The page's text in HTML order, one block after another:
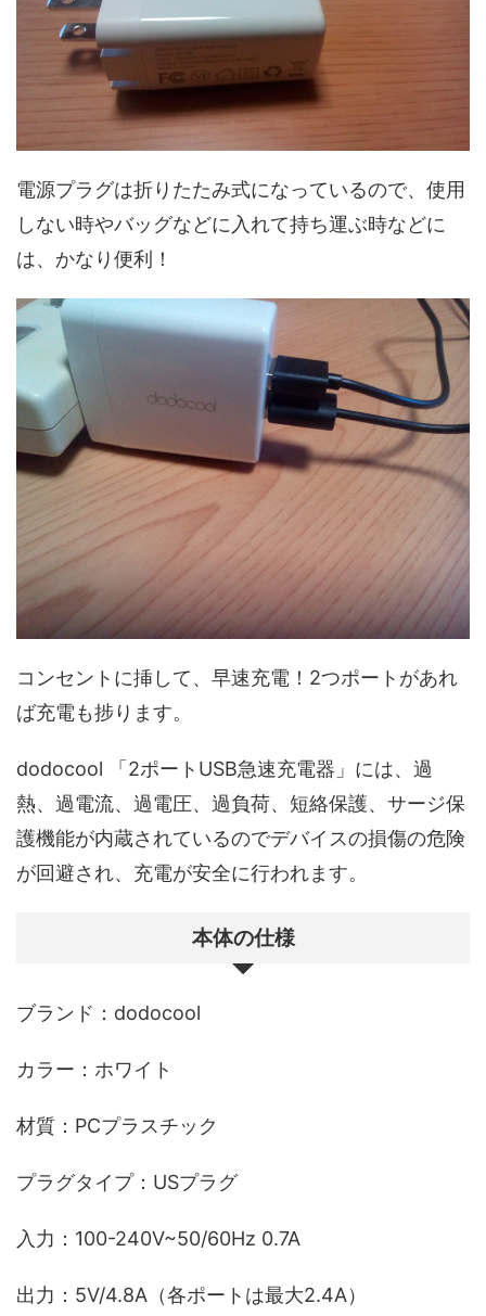
電源プラグは折りたたみ式になっているので、使用
しない時やバッグなどに入れて持ち運ぶ時などに
は、かなり便利！
コンセントに挿して、早速充電！2つポートがあれ
ば充電も捗ります。
dodocool 「2ポートUSB急速充電器」には、過
熱、過電流、過電圧、過負荷、短絡保護、サージ保
護機能が内蔵されているのでデバイスの損傷の危険
が回避され、充電が安全に行われます。
本体の仕様
ブランド：dodocool
カラー：ホワイト
材質：PCプラスチック
プラグタイプ：USプラグ
入力：100-240V~50/60Hz 0.7A
出力：5V/4.8A（各ポートは最大2.4A）